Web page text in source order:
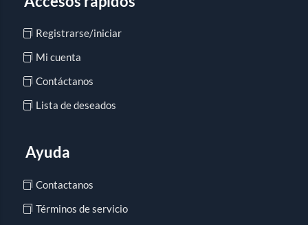
Registrarse/iniciar
Mi cuenta
Contáctanos
Lista de deseados
Ayuda
Contactanos
Términos de servicio